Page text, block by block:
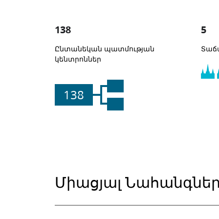
138
Ընտանեկան պատմության
կենտրոններ
138
5
Միացյալ Նահանգներ